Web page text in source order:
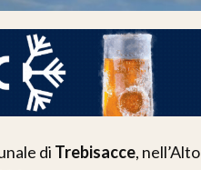
di Trebisacce, nell’Alto